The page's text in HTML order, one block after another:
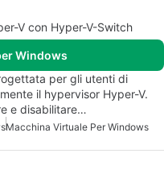
V con Hyper-V-Switch
Windows
per gli utenti di
il hypervisor Hyper-V.
e disabilitare…
Macchina Virtuale Per Windows